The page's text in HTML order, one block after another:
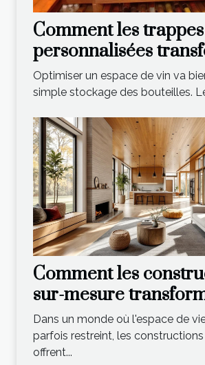
Comment les trappes
personnalisées
elles votre espace de
Optimiser un espace de vin va
simple stockage des bouteilles.
Comment les
sur-mesure
elles votre espace de
Dans un monde où l'espace de
parfois restreint, les
offrent...